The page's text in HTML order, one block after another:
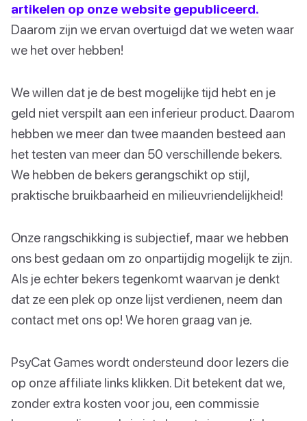
artikelen op onze website gepubliceerd.
Daarom zijn we ervan overtuigd dat we weten waar
we het over hebben!
We willen dat je de best mogelijke tijd hebt en je
geld niet verspilt aan een inferieur product. Daarom
hebben we meer dan twee maanden besteed aan
het testen van meer dan 50 verschillende bekers.
We hebben de bekers gerangschikt op stijl,
praktische bruikbaarheid en milieuvriendelijkheid!
Onze rangschikking is subjectief, maar we hebben
ons best gedaan om zo onpartijdig mogelijk te zijn.
Als je echter bekers tegenkomt waarvan je denkt
dat ze een plek op onze lijst verdienen, neem dan
contact met ons op! We horen graag van je.
PsyCat Games wordt ondersteund door lezers die
op onze affiliate links klikken. Dit betekent dat we,
zonder extra kosten voor jou, een commissie